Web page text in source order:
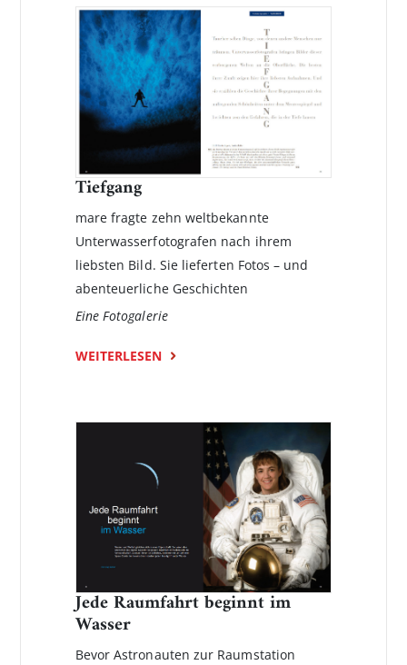
Tiefgang
mare fragte zehn weltbekannte
Unterwasserfotografen nach ihrem
liebsten Bild. Sie lieferten Fotos – und
abenteuerliche Geschichten
Eine Fotogalerie
WEITERLESEN
Jede Raumfahrt beginnt im
Wasser
Bevor Astronauten zur Raumstation